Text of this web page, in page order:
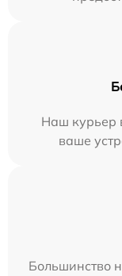
Наш курьер
ваше
Большинство